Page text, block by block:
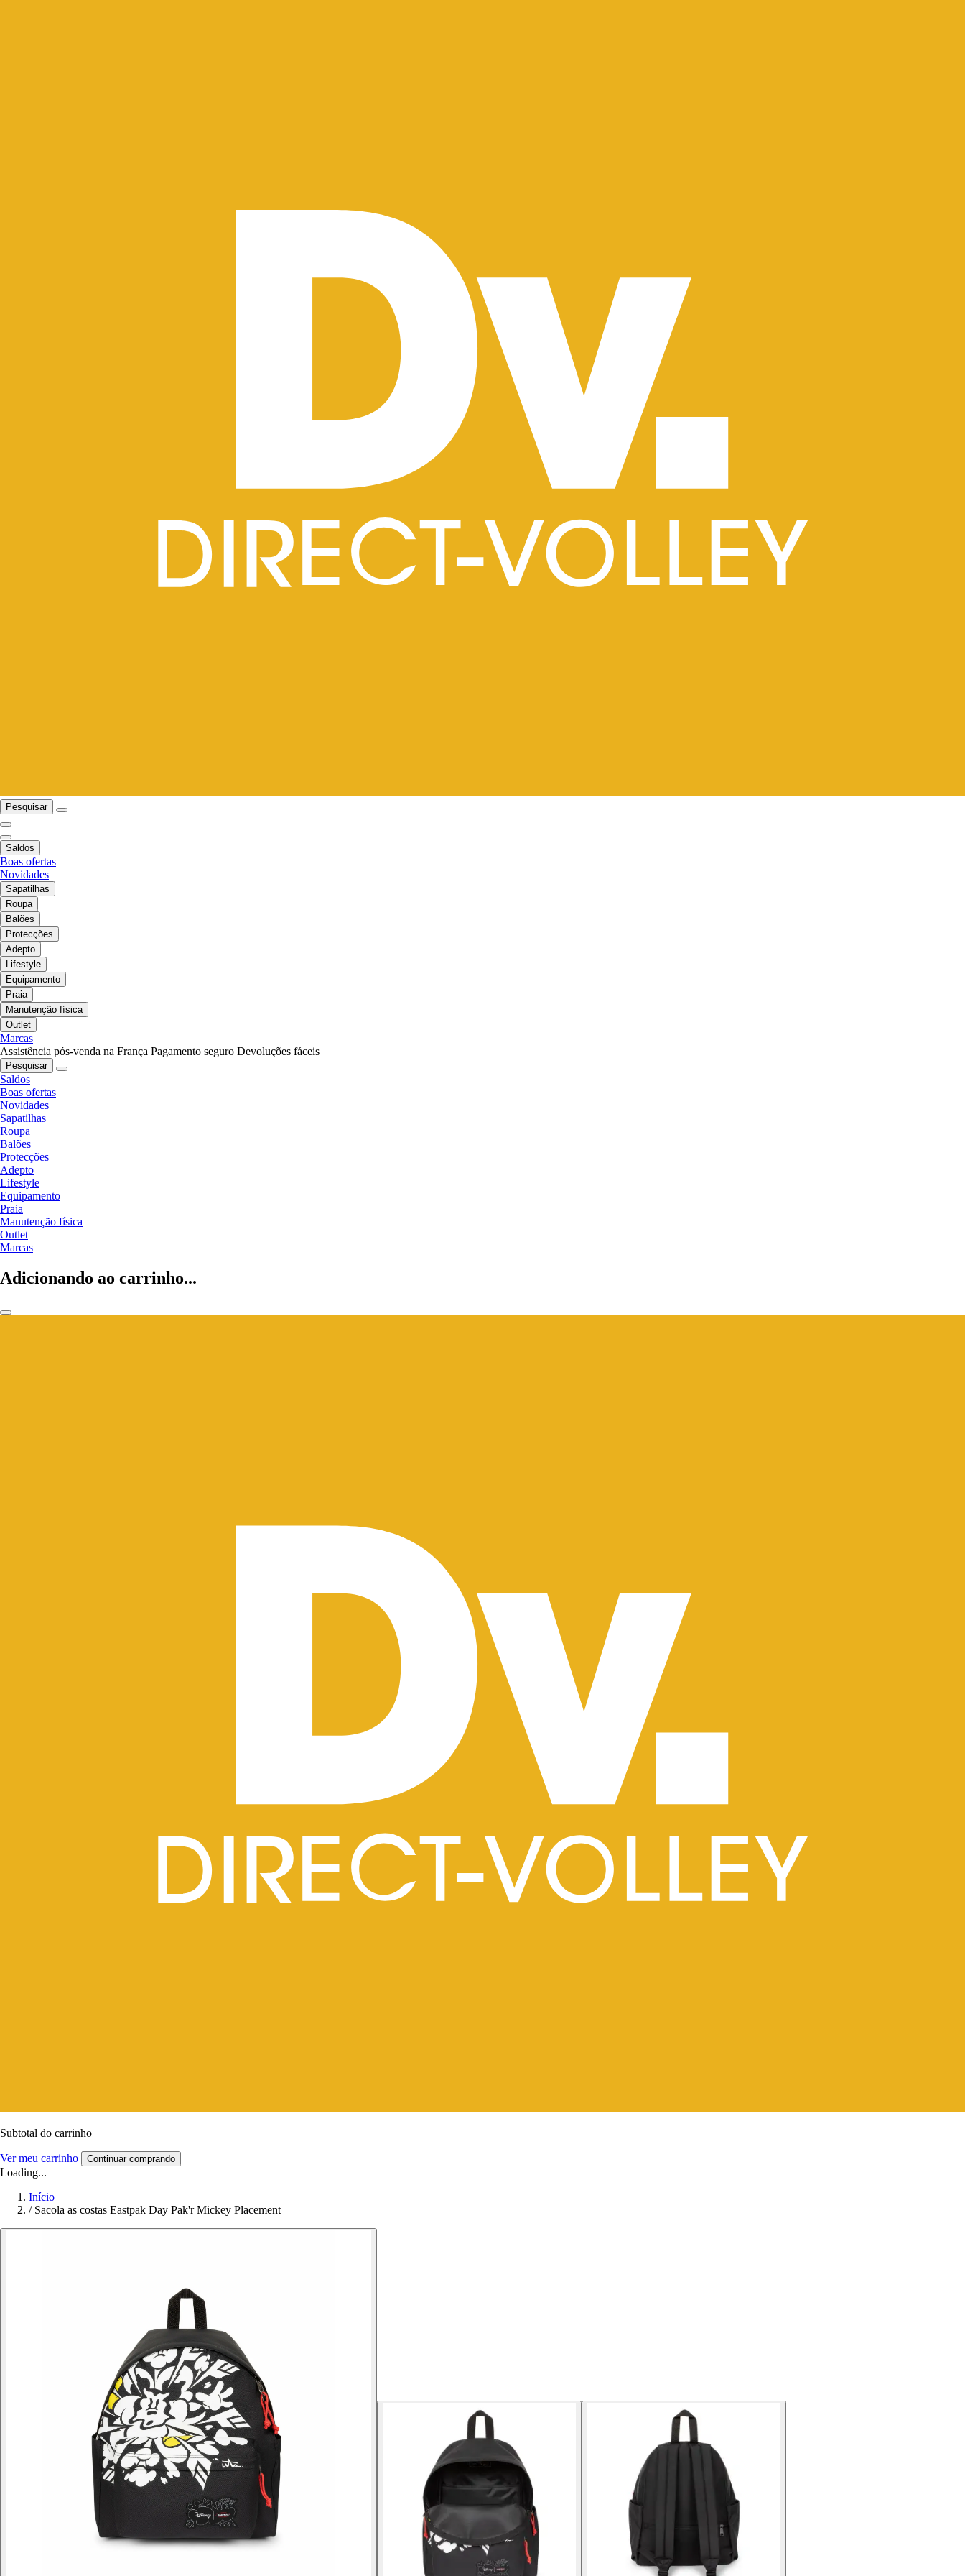
Pesquisar
Saldos
Boas ofertas
Novidades
Sapatilhas
Roupa
Balões
Protecções
Adepto
Lifestyle
Equipamento
Praia
Manutenção física
Outlet
Marcas
Assistência pós-venda na França Pagamento seguro Devoluções fáceis
Pesquisar
Saldos
Boas ofertas
Novidades
Sapatilhas
Roupa
Balões
Protecções
Adepto
Lifestyle
Equipamento
Praia
Manutenção física
Outlet
Marcas
Adicionando ao carrinho...
Subtotal do carrinho
Ver meu carrinho Continuar comprando
Loading...
Início
/ Sacola as costas Eastpak Day Pak'r Mickey Placement